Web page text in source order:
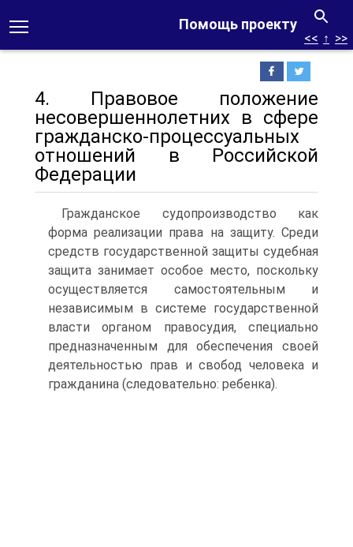
Помощь проекту
<< ↑ >>
4. Правовое положение
несовершеннолетних в сфере
гражданско‑процессуальных
отношений в Российской
Федерации
Гражданское судопроизводство как
форма реализации права на защиту. Среди
средств государственной защиты судебная
защита занимает особое место, поскольку
осуществляется самостоятельным и
независимым в системе государственной
власти органом правосудия, специально
предназначенным для обеспечения своей
деятельностью прав и свобод человека и
гражданина (следовательно: ребенка).